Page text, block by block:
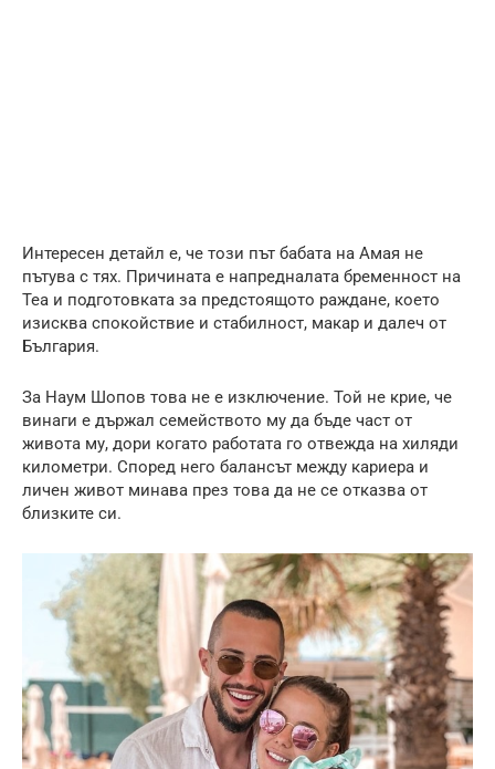
Интересен детайл е, че този път бабата на Амая не
пътува с тях. Причината е напредналата бременност на
Теа и подготовката за предстоящото раждане, което
изисква спокойствие и стабилност, макар и далеч от
България.
За Наум Шопов това не е изключение. Той не крие, че
винаги е държал семейството му да бъде част от
живота му, дори когато работата го отвежда на хиляди
километри. Според него балансът между кариера и
личен живот минава през това да не се отказва от
близките си.